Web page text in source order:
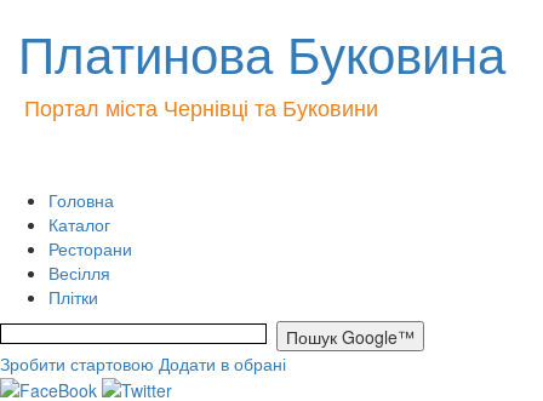
Платинова Буковина
Портал міста Чернівці та Буковини
Головна
Каталог
Ресторани
Весілля
Плітки
Зробити стартовою Додати в обрані